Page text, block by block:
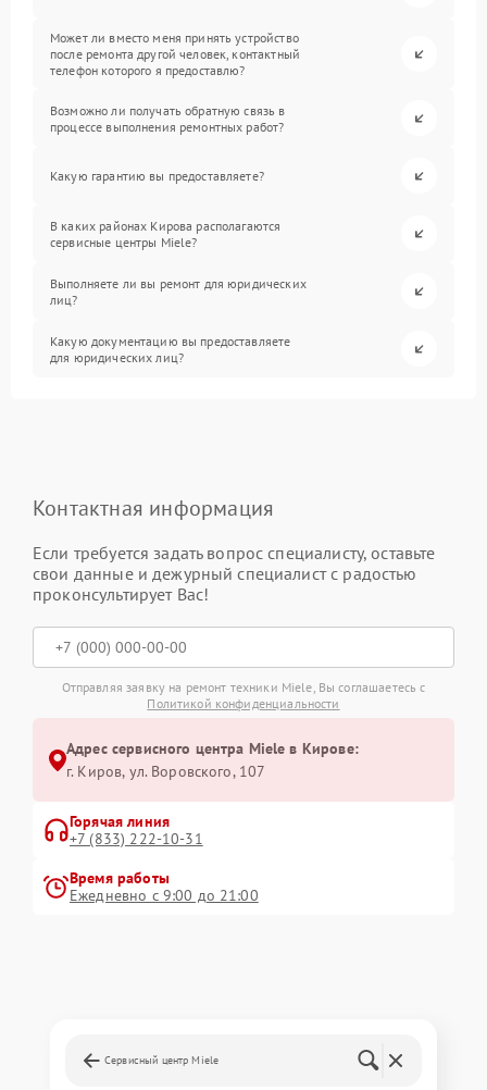
Может ли вместо меня принять устройство
после ремонта другой человек, контактный
телефон которого я предоставлю?
Возможно ли получать обратную связь в
процессе выполнения ремонтных работ?
Какую гарантию вы предоставляете?
В каких районах Кирова располагаются
сервисные центры Miele?
Выполняете ли вы ремонт для юридических
лиц?
Какую документацию вы предоставляете
для юридических лиц?
Контактная информация
Если требуется задать вопрос специалисту, оставьте
свои данные и дежурный специалист с радостью
проконсультирует Вас!
Отправляя заявку на ремонт техники Miele, Вы соглашаетесь с
Политикой конфиденциальности
Адрес сервисного центра Miele в Кирове:
г. Киров, ул. Воровского, 107
Горячая линия
+7 (833) 222-10-31
Время работы
Ежедневно с 9:00 до 21:00
Сервисный центр Miele